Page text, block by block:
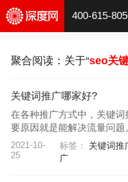
400-615-
聚合阅读：关于“seo关
关键词推广哪家好?
在各种推广方式中，关键
要原因就是能解决流量问
量，并且让客户群体流量
势效果得到发挥，就要选择
2021-10-
25
标签： 关键词推
广